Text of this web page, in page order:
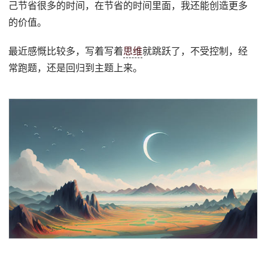
己节省很多的时间，在节省的时间里面，我还能创造更多
的价值。
最近感慨比较多，写着写着思维就跳跃了，不受控制，经
常跑题，还是回归到主题上来。